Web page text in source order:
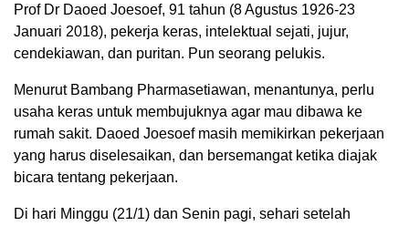
Prof Dr Daoed Joesoef, 91 tahun (8 Agustus 1926-23
Januari 2018), pekerja keras, intelektual sejati, jujur,
cendekiawan, dan puritan. Pun seorang pelukis.
Menurut Bambang Pharmasetiawan, menantunya, perlu
usaha keras untuk membujuknya agar mau dibawa ke
rumah sakit. Daoed Joesoef masih memikirkan pekerjaan
yang harus diselesaikan, dan bersemangat ketika diajak
bicara tentang pekerjaan.
Di hari Minggu (21/1) dan Senin pagi, sehari setelah